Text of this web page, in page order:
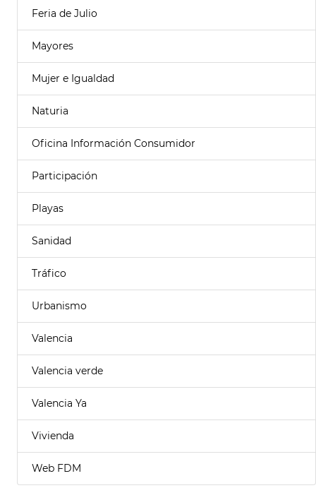
Feria de Julio
Mayores
Mujer e Igualdad
Naturia
Oficina Información Consumidor
Participación
Playas
Sanidad
Tráfico
Urbanismo
Valencia
Valencia verde
Valencia Ya
Vivienda
Web FDM